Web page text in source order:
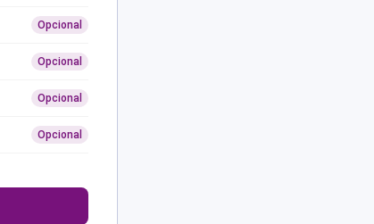
Opcional
Opcional
Opcional
Opcional